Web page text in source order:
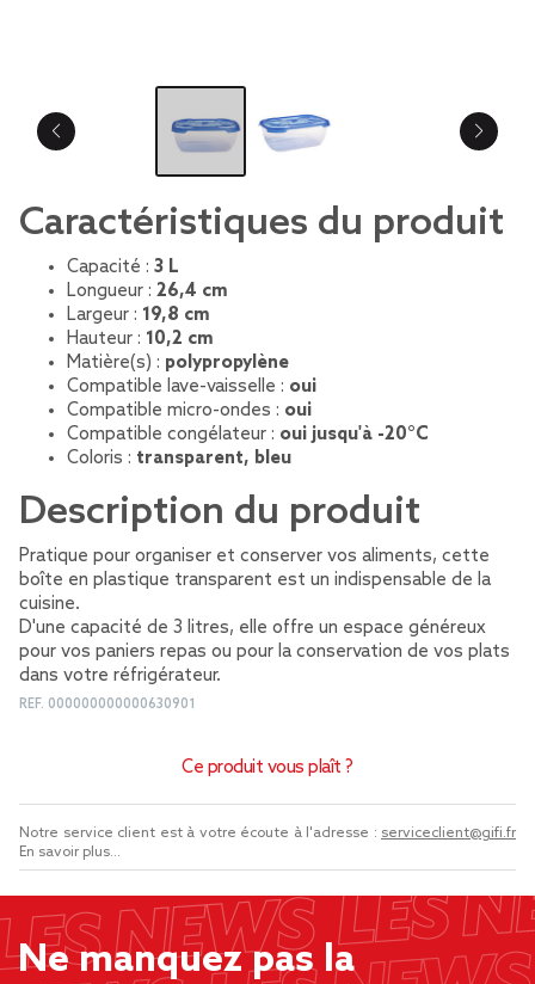
Caractéristiques du produit
Capacité : 3 L
Longueur : 26,4 cm
Largeur : 19,8 cm
Hauteur : 10,2 cm
Matière(s) : polypropylène
Compatible lave-vaisselle : oui
Compatible micro-ondes : oui
Compatible congélateur : oui jusqu'à -20°C
Coloris : transparent, bleu
Description du produit
Pratique pour organiser et conserver vos aliments, cette
boîte en plastique transparent est un indispensable de la
cuisine.
D'une capacité de 3 litres, elle offre un espace généreux
pour vos paniers repas ou pour la conservation de vos plats
dans votre réfrigérateur.
REF. 000000000000630901
Ce produit vous plaît ?
Notre service client est à votre écoute à l'adresse : serviceclient@gifi.fr
En savoir plus...
Ne manquez pas la